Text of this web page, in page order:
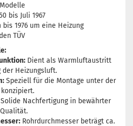
bis Juli 1967
1976 um eine Heizung
TÜV
Dient als Warmluftaustritt
der Heizungsluft.
Speziell für die Montage unter der
Solide Nachfertigung in bewährter
Rohrdurchmesser beträgt ca.